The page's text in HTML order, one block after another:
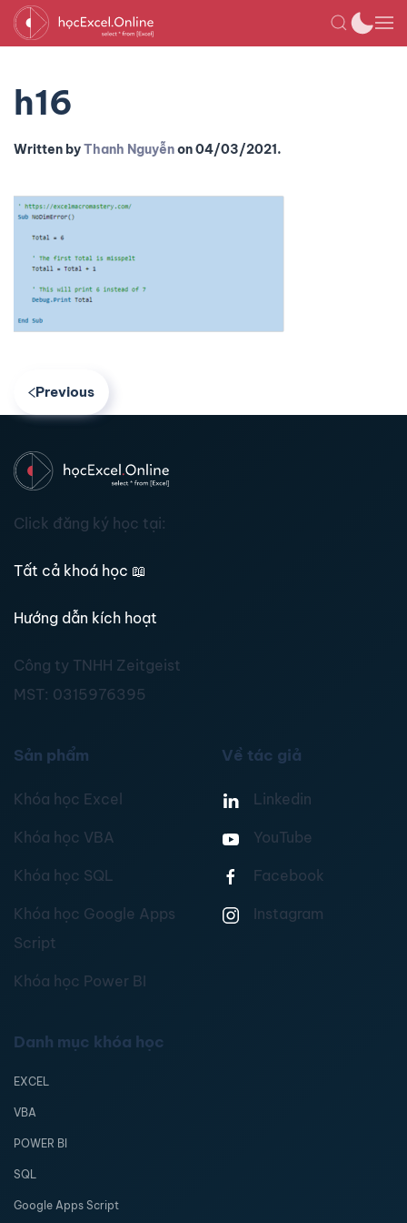
h16
Written byThanh Nguyễnon04/03/2021.
Previous
Click đăng ký học tại:
Tất cả khoá học 📖
Hướng dẫn kích hoạt
Công ty TNHH Zeitgeist
MST: 0315976395
Sản phẩm
Khóa học Excel
Khóa học VBA
Khóa học SQL
Khóa học Google Apps
Script
Khóa học Power BI
Về tác giả
Linkedin
YouTube
Facebook
Instagram
Danh mục khóa học
EXCEL
VBA
POWER BI
SQL
Google Apps Script